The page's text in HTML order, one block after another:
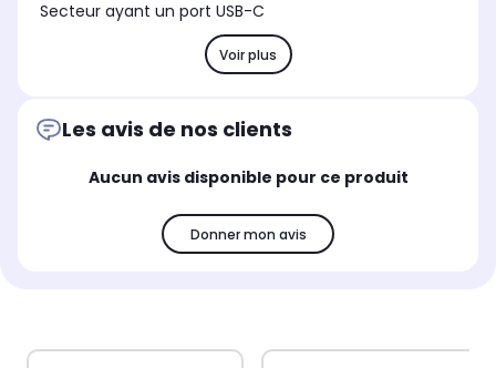
Secteur ayant un port USB-C
Voir plus
Les avis de nos clients
Aucun avis disponible pour ce produit
Donner mon avis